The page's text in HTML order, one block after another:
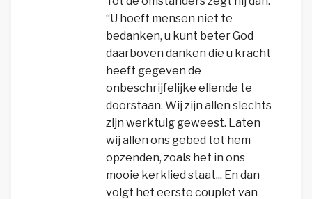
“U hoeft mensen niet te
bedanken, u kunt beter God
daarboven danken die u kracht
heeft gegeven de
onbeschrijfelijke ellende te
doorstaan. Wij zijn allen slechts
zijn werktuig geweest. Laten
wij allen ons gebed tot hem
opzenden, zoals het in ons
mooie kerklied staat... En dan
volgt het eerste couplet van